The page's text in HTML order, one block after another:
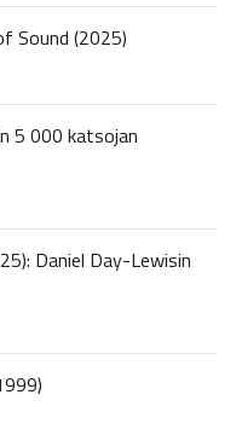
Sound (2025)
5 000 katsojan
Daniel Day-Lewisin